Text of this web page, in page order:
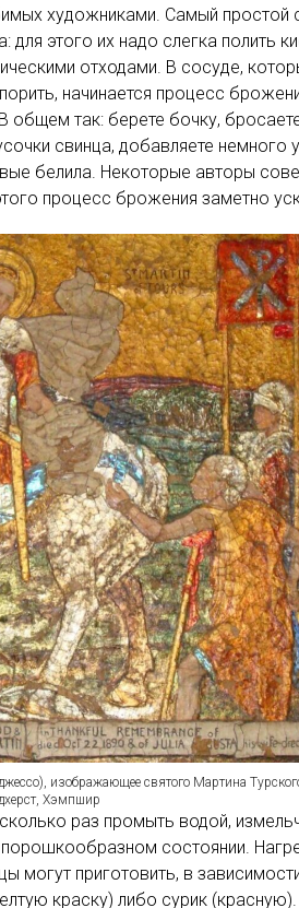
художниками. Самый простой
для этого их надо слегка полить
отходами. В сосуде,
начинается процесс
общем так: берете бочку,
свинца, добавляете немного
белила. Некоторые авторы
процесс брожения заметно
изображающее святого Мартина
Хэмпшир
раз промыть водой,
состоянии.
могут приготовить, в
краску) либо сурик